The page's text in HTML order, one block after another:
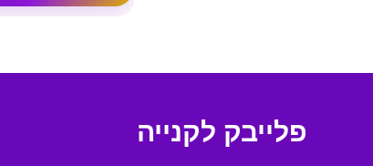
פלייבק לקנייה